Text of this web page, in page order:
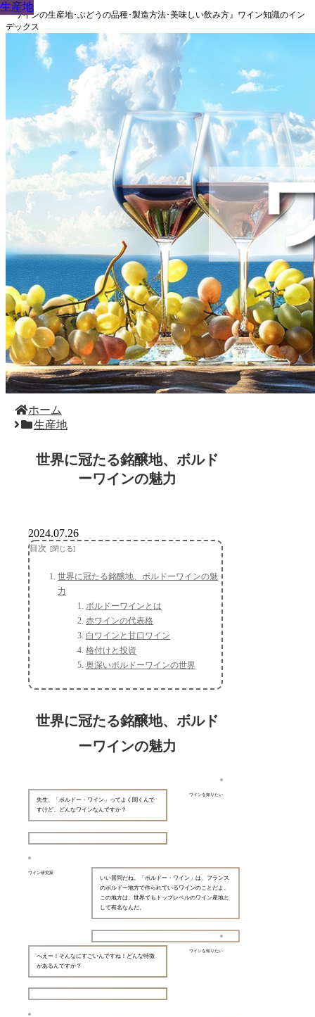
『ワインの生産地･ぶどうの品種･製造方法･美味しい飲み方』ワイン知識のイン
デックス
ホーム
生産地
世界に冠たる銘醸地、ボルド
ーワインの魅力
生産地
2024.07.26
目次
世界に冠たる銘醸地、ボルドーワインの魅
力
ボルドーワインとは
赤ワインの代表格
白ワインと甘口ワイン
格付けと投資
奥深いボルドーワインの世界
世界に冠たる銘醸地、ボルド
ーワインの魅力
ワインを知りたい
先生、「ボルドー・ワイン」ってよく聞くんで
すけど、どんなワインなんですか？
ワイン研究家
いい質問だね。「ボルドー・ワイン」は、フランス
のボルドー地方で作られているワインのことだよ。
この地方は、世界でもトップレベルのワイン産地と
して有名なんだ。
ワインを知りたい
へえー！そんなにすごいんですね！どんな特徴
があるんですか？
生産地
生産地
生産地
生産地
生産地
生産地
生産地
生産地